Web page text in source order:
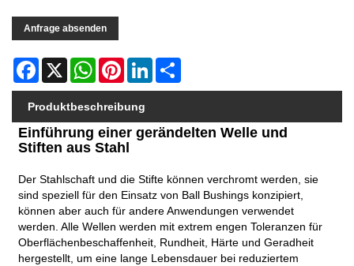
Anfrage absenden
Facebook
X WhatsAppPinterestLinkedIn
Produktbeschreibung
Einführung einer gerändelten Welle und
Stiften aus Stahl
Der Stahlschaft und die Stifte können verchromt werden, sie
sind speziell für den Einsatz von Ball Bushings konzipiert,
können aber auch für andere Anwendungen verwendet
werden. Alle Wellen werden mit extrem engen Toleranzen für
Oberflächenbeschaffenheit, Rundheit, Härte und Geradheit
hergestellt, um eine lange Lebensdauer bei reduziertem